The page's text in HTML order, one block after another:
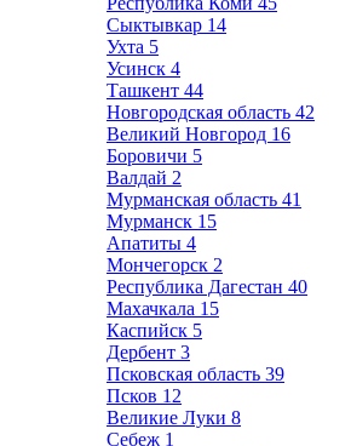
Сыктывкар 14
Ухта 5
Усинск 4
Ташкент 44
Новгородская область 42
Великий Новгород 16
Боровичи 5
Валдай 2
Мурманская область 41
Мурманск 15
Апатиты 4
Мончегорск 2
Республика Дагестан 40
Махачкала 15
Каспийск 5
Дербент 3
Псковская область 39
Псков 12
Великие Луки 8
Себеж 1